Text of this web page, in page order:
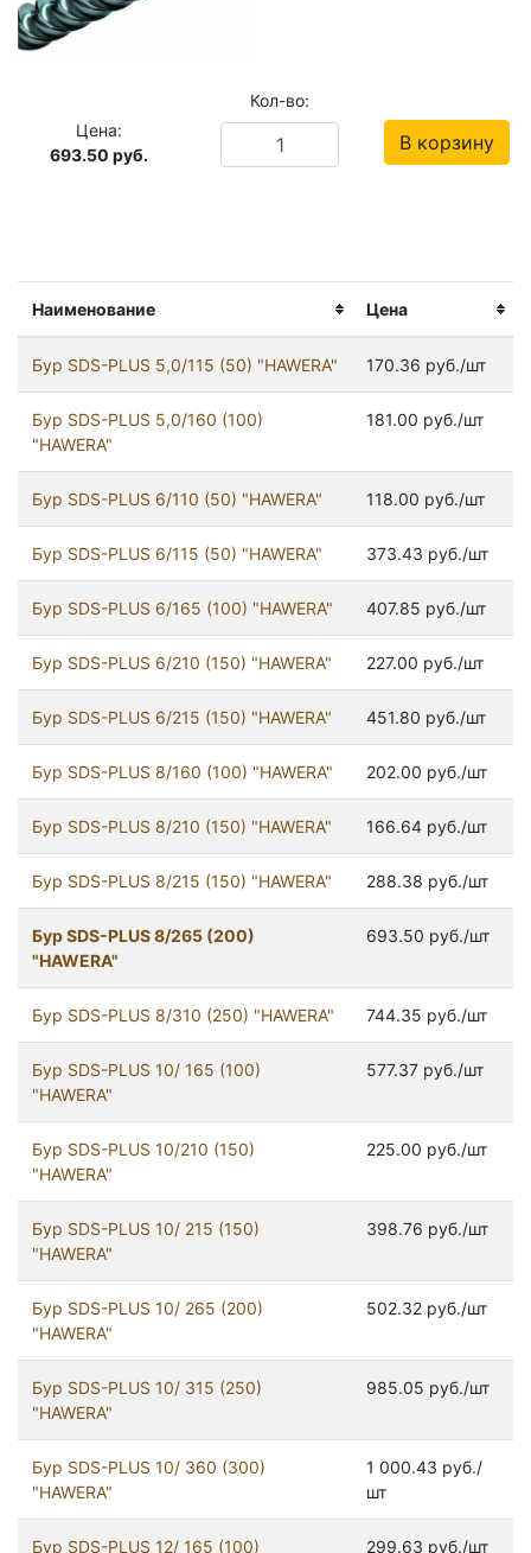
Наименование Цена
Бур SDS-PLUS 5,0/115 (50) "HAWERA" 170.36 руб./шт
Бур SDS-PLUS 5,0/160 (100)
"HAWERA"
181.00 руб./шт
Бур SDS-PLUS 6/110 (50) "HAWERA" 118.00 руб./шт
Бур SDS-PLUS 6/115 (50) "HAWERA" 373.43 руб./шт
Бур SDS-PLUS 6/165 (100) "HAWERA" 407.85 руб./шт
Бур SDS-PLUS 6/210 (150) "HAWERA" 227.00 руб./шт
Бур SDS-PLUS 6/215 (150) "HAWERA" 451.80 руб./шт
Бур SDS-PLUS 8/160 (100) "HAWERA" 202.00 руб./шт
Бур SDS-PLUS 8/210 (150) "HAWERA" 166.64 руб./шт
Бур SDS-PLUS 8/215 (150) "HAWERA" 288.38 руб./шт
Бур SDS-PLUS 8/265 (200)
"HAWERA"
693.50 руб./шт
Бур SDS-PLUS 8/310 (250) "HAWERA" 744.35 руб./шт
Бур SDS-PLUS 10/ 165 (100)
"HAWERA"
577.37 руб./шт
Бур SDS-PLUS 10/210 (150)
"HAWERA"
225.00 руб./шт
Бур SDS-PLUS 10/ 215 (150)
"HAWERA"
398.76 руб./шт
Бур SDS-PLUS 10/ 265 (200)
"HAWERA"
502.32 руб./шт
Бур SDS-PLUS 10/ 315 (250)
"HAWERA"
985.05 руб./шт
Бур SDS-PLUS 10/ 360 (300)
"HAWERA"
1 000.43 руб./
шт
Бур SDS-PLUS 12/ 165 (100) 299.63 руб./шт
Цена:
693.50 руб.
Кол-во:
В корзину